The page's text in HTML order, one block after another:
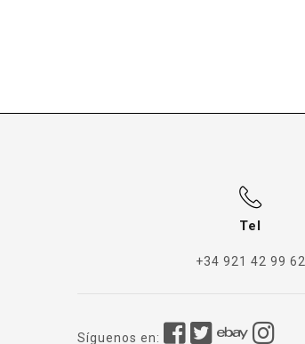
Tel
+34 921 42 99 62
Síguenos en: